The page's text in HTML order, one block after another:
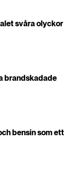
svåra olyckor
brandskadade
bensin som ett